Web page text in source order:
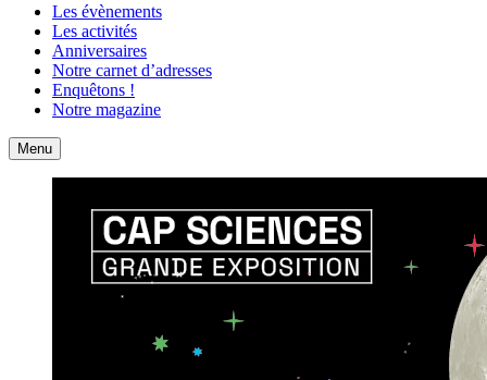
Les évènements
Les activités
Anniversaires
Notre carnet d’adresses
Enquêtons !
Notre magazine
Accueil
Menu Contact